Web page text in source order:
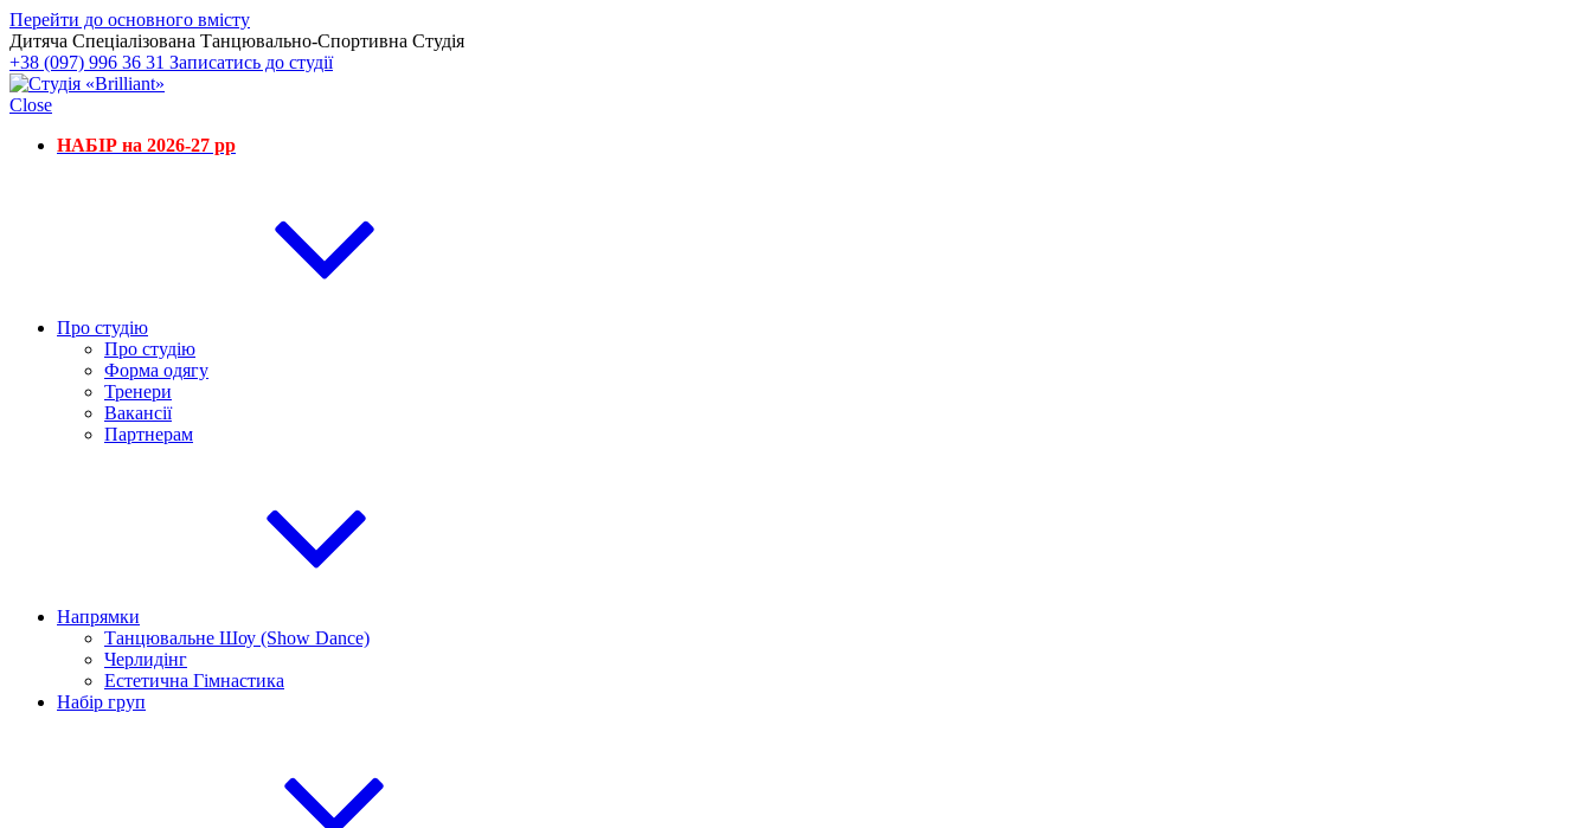
Перейти до основного вмісту
Дитяча Спеціалізована Танцювально-Спортивна Студія
+38 (097) 996 36 31 Записатись до студії
Close
НАБІР на 2026-27 рр
Про студію
Про студію
Форма одягу
Тренери
Вакансії
Партнерам
Напрямки
Танцювальне Шоу (Show Dance)
Черлидінг
Естетична Гімнастика
Набір груп